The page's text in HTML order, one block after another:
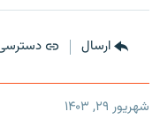
ارسال
شهریور ۲۹, ۱۴۰۳